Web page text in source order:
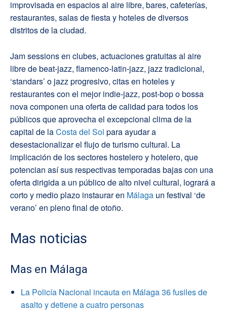
improvisada en espacios al aire libre, bares, cafeterías,
restaurantes, salas de fiesta y hoteles de diversos
distritos de la ciudad.
Jam sessions en clubes, actuaciones gratuitas al aire
libre de beat-jazz, flamenco-latin-jazz, jazz tradicional,
‘standars’ o jazz progresivo, citas en hoteles y
restaurantes con el mejor indie-jazz, post-bop o bossa
nova componen una oferta de calidad para todos los
públicos que aprovecha el excepcional clima de la
capital de laCosta del Sol para ayudar a
desestacionalizar el flujo de turismo cultural. La
implicación de los sectores hostelero y hotelero, que
potencian así sus respectivas temporadas bajas con una
oferta dirigida a un público de alto nivel cultural, logrará a
corto y medio plazo instaurar en Málaga un festival ‘de
verano’ en pleno final de otoño.
Mas noticias
Mas en Málaga
La Policía Nacional incauta en Málaga 36 fusiles de
asalto y detiene a cuatro personas